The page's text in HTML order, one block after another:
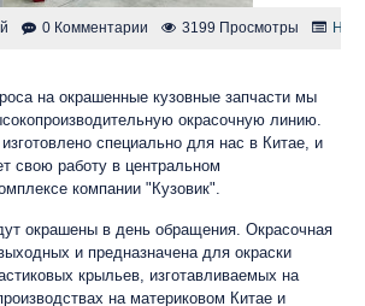
0 Комментарии 3199 Просмотры
на окрашенные кузовные запчасти мы
окрасочную линию.
специально для нас в Китае, и
свою работу в центральном
компании "Кузовик".
окрашены в день обращения. Окрасочная
и предназначена для окраски
крыльев, изготавливаемых на
на материковом Китае и